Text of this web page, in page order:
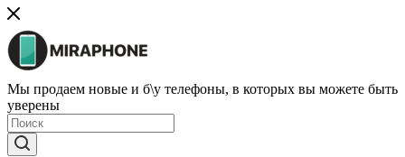
Мы продаем новые и б\у телефоны, в которых вы можете быть
уверены